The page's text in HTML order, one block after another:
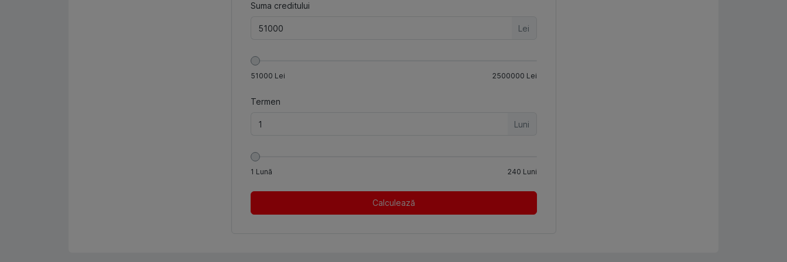
Suma creditului
Lei
51000 Lei 2500000 Lei
Termen
Luni
1 Lună 240 Luni
Calculează